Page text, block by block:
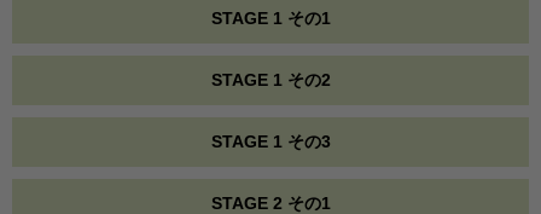
STAGE 1 その1
STAGE 1 その2
STAGE 1 その3
STAGE 2 その1